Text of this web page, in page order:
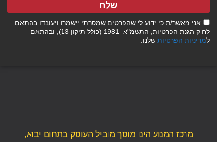
אני מאשר/ת כי ידוע לי שהפרטים שמסרתי יישמרו ויעובדו בהתאם
לחוק הגנת הפרטיות, התשמ"א–1981 (כולל תיקון 13), ובהתאם
למדיניות הפרטיות שלנו.
שלח
מרכז המנוע הינו מוסך מוביל העוסק בתחום יבוא,